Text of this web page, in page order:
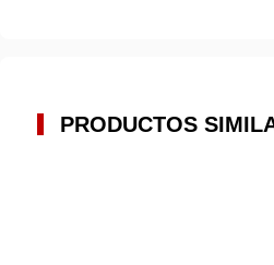
PRODUCTOS